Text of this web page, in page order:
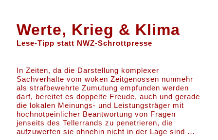
Werte, Krieg & Klima
Lese-Tipp statt NWZ-Schrottpresse
In Zeiten, da die Darstellung komplexer
Sachverhalte vom woken Zeitgenossen nunmehr
als strafbewehrte Zumutung empfunden werden
darf, bereitet es doppelte Freude, auch und gerade
die lokalen Meinungs- und Leistungsträger mit
hochnotpeinlicher Beantwortung von Fragen
jenseits des Tellerrands zu penetrieren, die
aufzuwerfen sie ohnehin nicht in der Lage sind …